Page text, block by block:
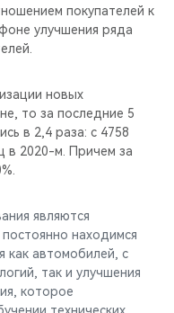
покупателей к
улучшения ряда
новых
то за последние 5
в 2,4 раза: с 4758
в 2020-м. Причем за
являются
находимся
как автомобилей, с
так и улучшения
которое